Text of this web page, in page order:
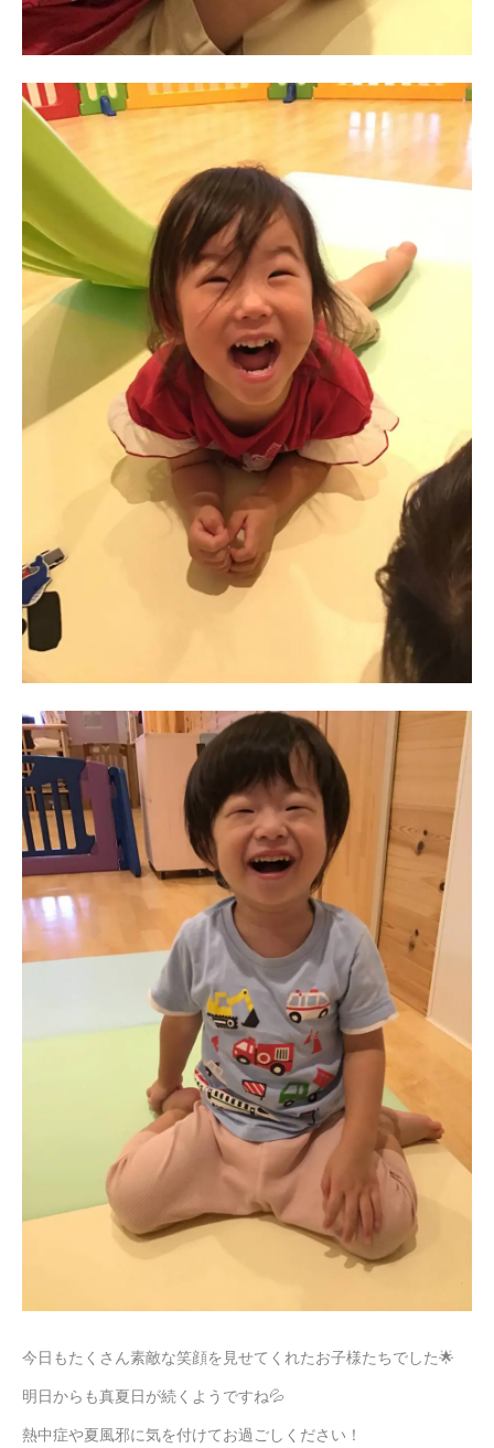
今日もたくさん素敵な笑顔を見せてくれたお子様たちでした🌟
明日からも真夏日が続くようですね💦
熱中症や夏風邪に気を付けてお過ごしください！